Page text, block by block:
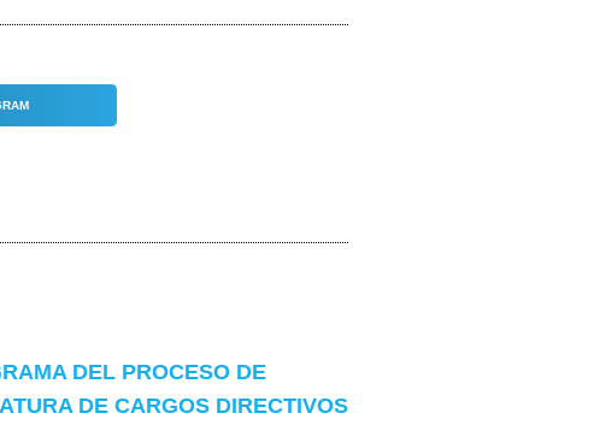
DEL PROCESO DE
DE CARGOS DIRECTIVOS